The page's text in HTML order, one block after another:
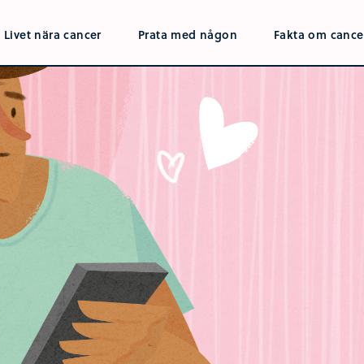
Livet nära cancer Prata med någon Fakta om